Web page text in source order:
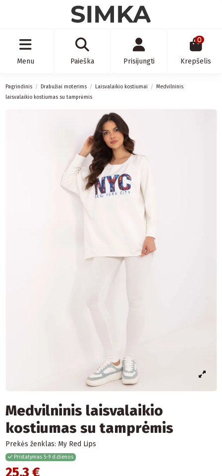
Menu Paieška Prisijungti
0
Krepšelis
Pagrindinis Drabužiai moterims Laisvalaikio kostiumai
Medvilninis
laisvalaikio kostiumas su tamprėmis
Medvilninis laisvalaikio
kostiumas su tamprėmis
Prekės ženklas: My Red Lips
Pristatymas 5-9 d.dienos